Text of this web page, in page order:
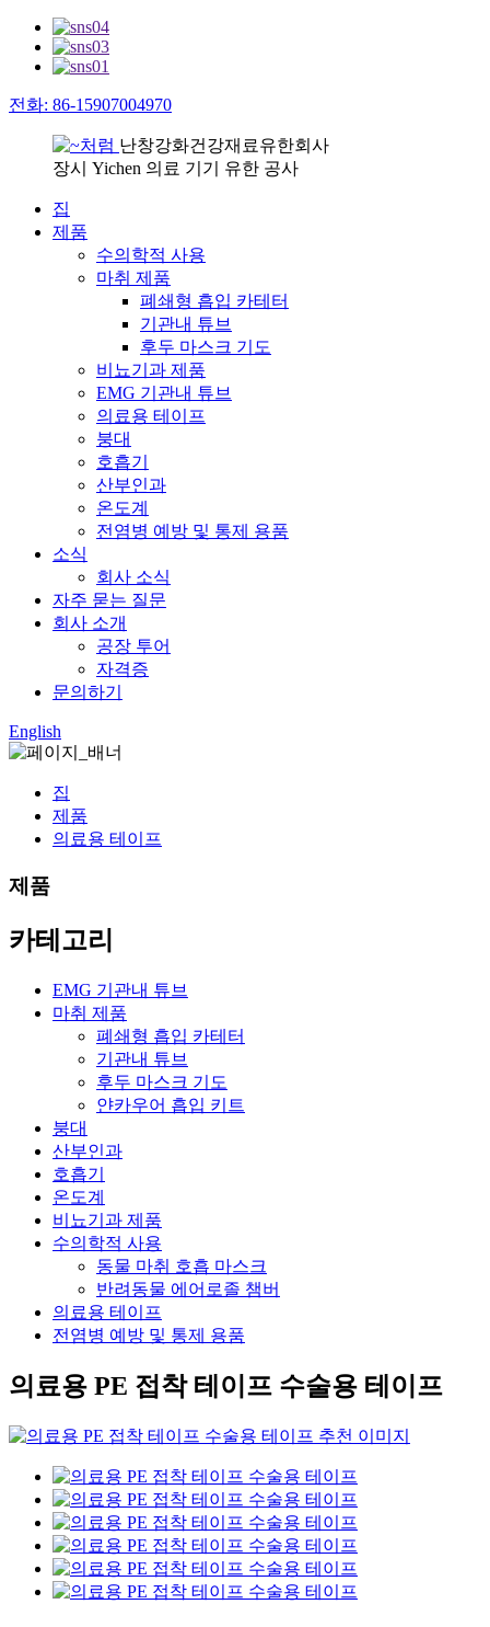
전화: 86-15907004970
난창강화건강재료유한회사
장시 Yichen 의료 기기 유한 공사
집
제품
수의학적 사용
마취 제품
폐쇄형 흡입 카테터
기관내 튜브
후두 마스크 기도
비뇨기과 제품
EMG 기관내 튜브
의료용 테이프
붕대
호흡기
산부인과
온도계
전염병 예방 및 통제 용품
소식
회사 소식
자주 묻는 질문
회사 소개
공장 투어
자격증
문의하기
English
집
제품
의료용 테이프
제품
카테고리
EMG 기관내 튜브
마취 제품
폐쇄형 흡입 카테터
기관내 튜브
후두 마스크 기도
얀카우어 흡입 키트
붕대
산부인과
호흡기
온도계
비뇨기과 제품
수의학적 사용
동물 마취 호흡 마스크
반려동물 에어로졸 챔버
의료용 테이프
전염병 예방 및 통제 용품
의료용 PE 접착 테이프 수술용 테이프